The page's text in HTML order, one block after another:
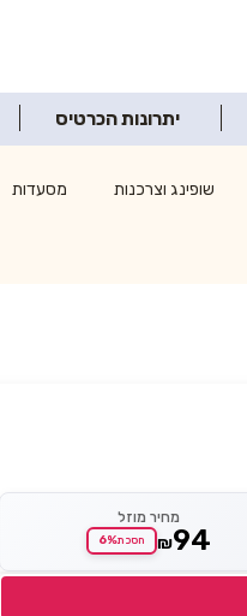
יתרונות הכרטיס
שופינג וצרכנות מסעדות
מחיר מוזל
₪94 חסכת6%